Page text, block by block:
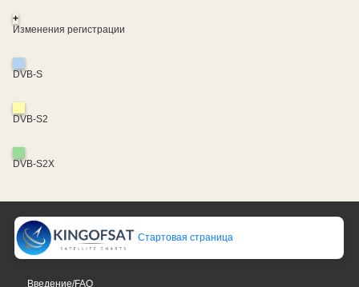
+
Изменения регистрации
DVB-S
DVB-S2
DVB-S2X
Стартовая страница
Введение/FAQ